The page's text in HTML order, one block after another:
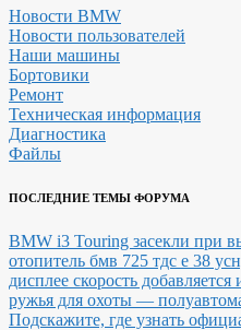
Новости BMW
Новости пользователей
Наши машины
Бортовики
Ремонт
Техническая информация
Диагностика
Файлы
ПОСЛЕДНИЕ ТЕМЫ ФОРУМА
BMW i3 Touring засекли при
отопитель бмв 725 тдс е 38
дисплее скорость добавляется
ружья для охоты —
Подскажите, где узнать